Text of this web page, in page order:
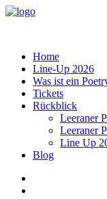
Home
Line-Up 2026
Was ist ein
Tickets
Rückblick
Leeraner
Leeraner
Line Up
Blog